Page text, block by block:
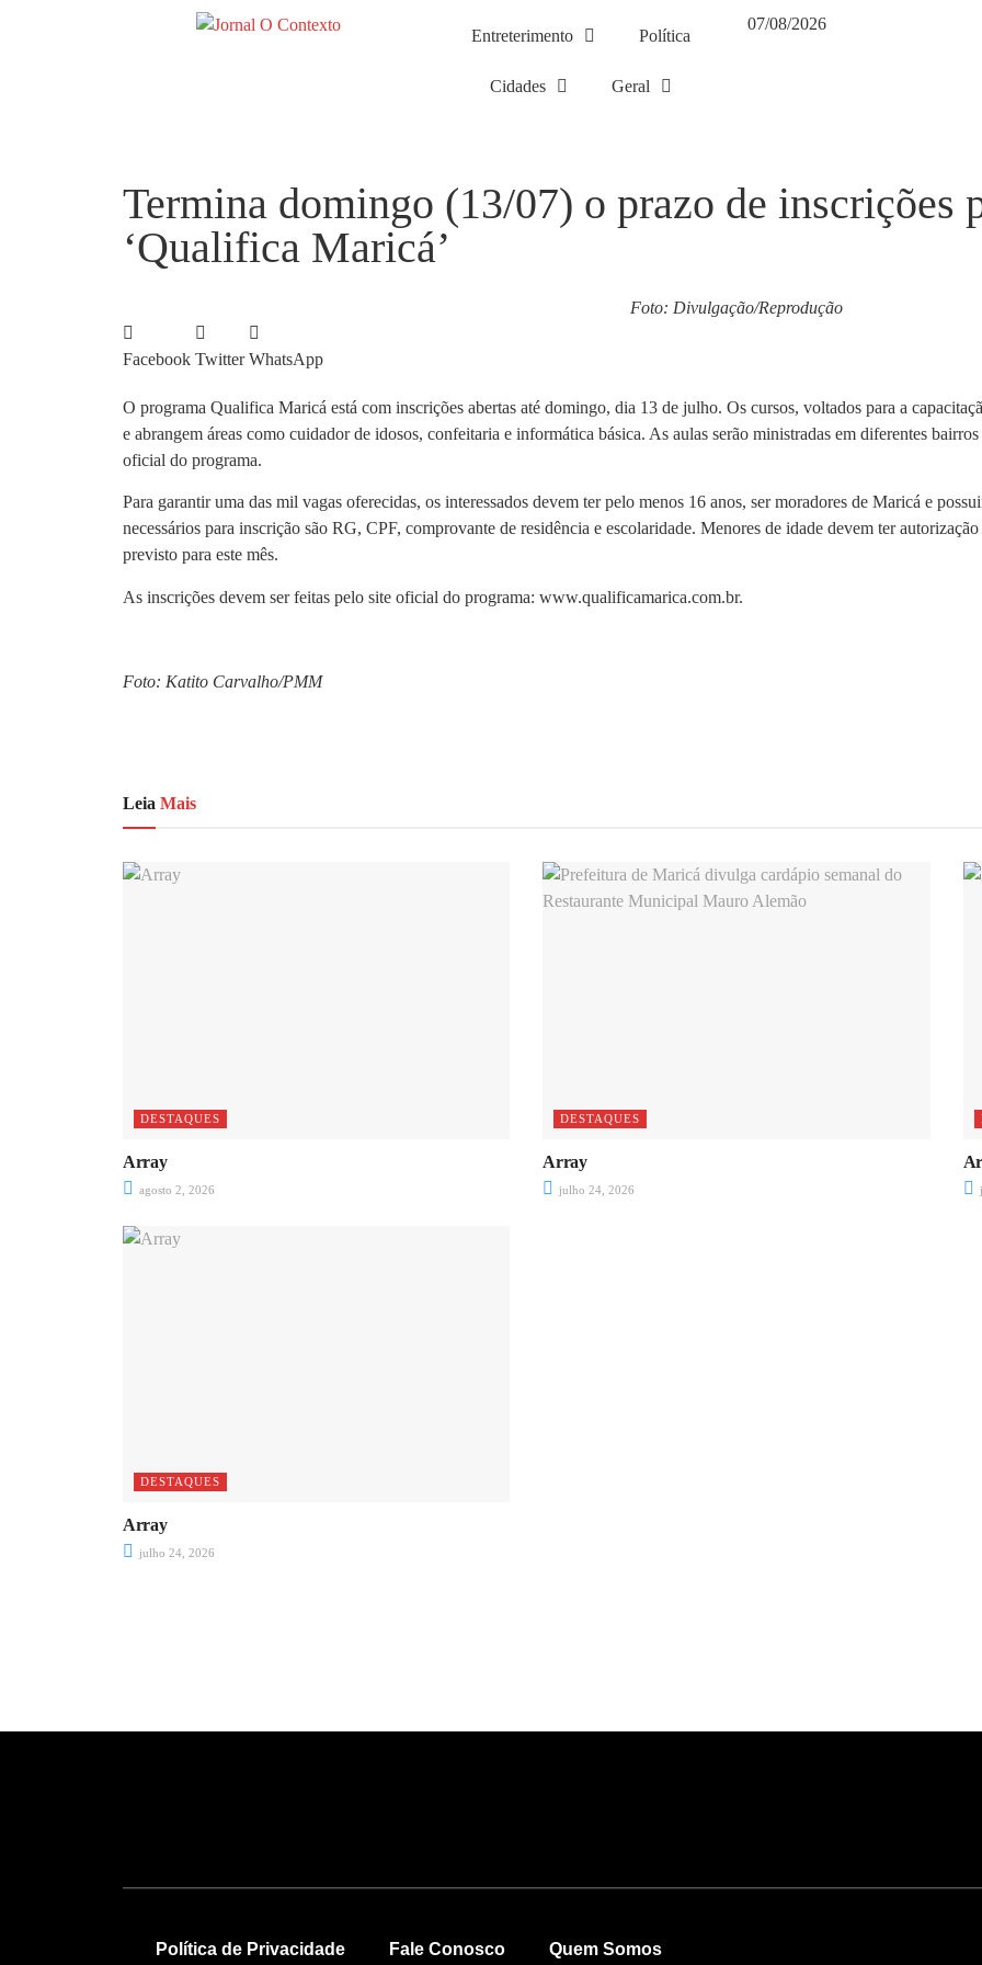
Entreterimento Política
Cidades Geral
07/08/2026
Termina domingo (13/07) o prazo de inscrições
‘Qualifica Maricá’
Foto: Divulgação/Reprodução
Facebook Twitter WhatsApp
O programa Qualifica Maricá está com inscrições abertas até domingo, dia 13 de julho. Os cursos, voltados para a
e abrangem áreas como cuidador de idosos, confeitaria e informática básica. As aulas serão ministradas em diferentes
oficial do programa.
Para garantir uma das mil vagas oferecidas, os interessados devem ter pelo menos 16 anos, ser moradores de Maricá e
necessários para inscrição são RG, CPF, comprovante de residência e escolaridade. Menores de idade devem ter
previsto para este mês.
As inscrições devem ser feitas pelo site oficial do programa: www.qualificamarica.com.br.
Foto: Katito Carvalho/PMM
Leia Mais
DESTAQUES
Array
agosto 2, 2026
DESTAQUES
Array
julho 24, 2026
DESTAQUES
Array
julho 24, 2026
Política de Privacidade Fale Conosco Quem Somos